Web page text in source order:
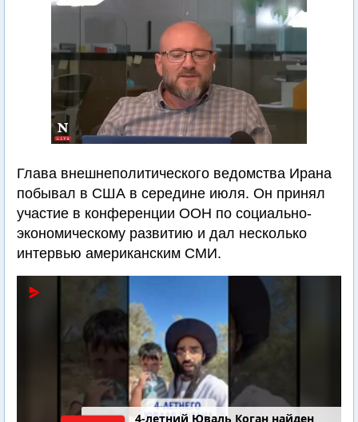
Глава внешнеполитического ведомства Ирана
побывал в США в середине июля. Он принял
участие в конференции ООН по социально-
экономическому развитию и дал несколько
интервью американским СМИ.
4-летний Юваль Коган найден